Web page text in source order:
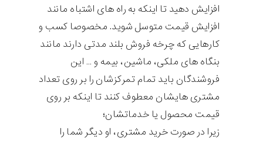
افزایش دهید تا اینکه به راه های اشتباه مانند
افزایش قیمت متوسل شوید. مخصوصا کسب و
کارهایی که چرخه فروش بلند مدتی دارند مانند
بنگاه های ملکی، ماشین، بیمه و … این
فروشندگان باید تمام تمرکزشان را بر روی تعداد
مشتری هایشان معطوف کنند تا اینکه بر روی
قیمت محصول یا خدماتشان؛
زیرا در صورت خرید مشتری، او دیگر شما را